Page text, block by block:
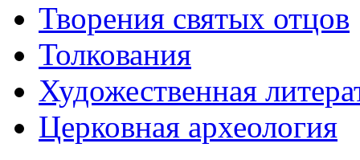
Творения святых отцов
Толкования
Художественная
Церковная археология